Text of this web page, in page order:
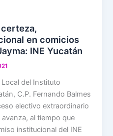
en comicios
INE Yucatán
del Instituto
C.P. Fernando Balmes
electivo extraordinario
al tiempo que
institucional del INE